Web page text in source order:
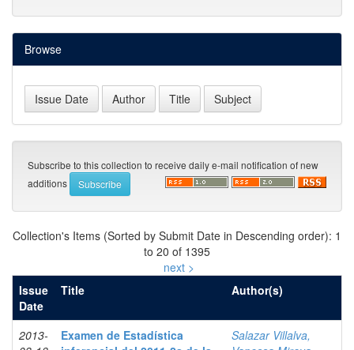
Browse
Subscribe to this collection to receive daily e-mail notification of new
additions
Collection's Items (Sorted by Submit Date in Descending order): 1
to 20 of 1395
next >
Issue
Date
Title Author(s)
2013-
Examen de Estadística
Salazar Villalva,